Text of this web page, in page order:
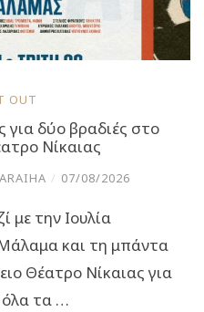
OUT
δύο βραδιές στο
Νίκαιας
/ 07/08/2026
με την Ιουλία
και τη μπάντα
Θέατρο Νίκαιας για
όλα τα …